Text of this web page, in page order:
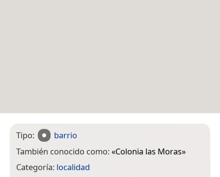
Tipo:
barrio
También conocido como:«Colonia las Moras»
Categoría: localidad